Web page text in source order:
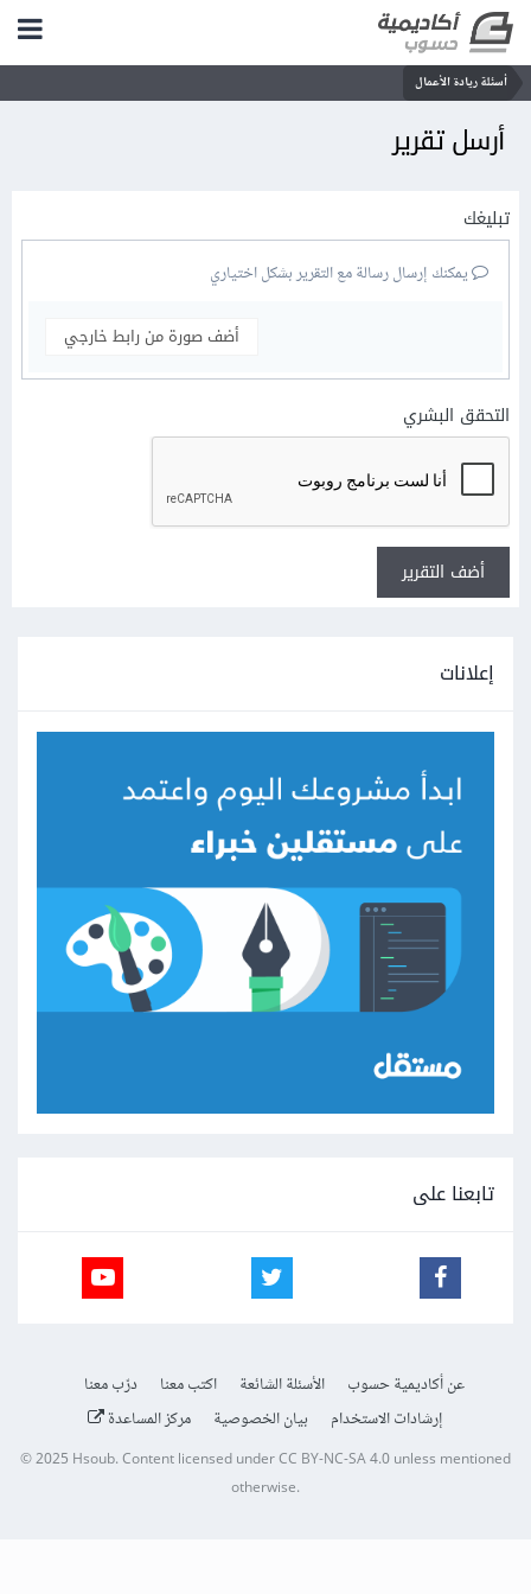
أسئلة ريادة الأعمال
أرسل تقرير
تبليغك
يمكنك إرسال رسالة مع التقرير بشكل اختياري
أضف صورة من رابط خارجي
التحقق البشري
أضف التقرير
إعلانات
تابعنا على
عن أكاديمية حسوب الأسئلة الشائعة اكتب معنا
درّب معنا
إرشادات الاستخدام
بيان الخصوصية مركز المساعدة
© 2025 Hsoub.Content licensed underCC BY-NC-SA 4.0unless mentioned
otherwise.